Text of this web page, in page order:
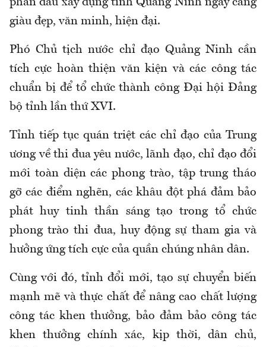
giàu đẹp, văn minh, hiện đại.
Phó Chủ tịch nước chỉ đạo Quảng Ninh cần
tích cực hoàn thiện văn kiện và các công tác
chuẩn bị để tổ chức thành công Đại hội Đảng
bộ tỉnh lần thứ XVI.
Tỉnh tiếp tục quán triệt các chỉ đạo của Trung
ương về thi đua yêu nước, lãnh đạo, chỉ đạo đổi
mới toàn diện các phong trào, tập trung tháo
gỡ các điểm nghẽn, các khâu đột phá đảm bảo
phát huy tinh thần sáng tạo trong tổ chức
phong trào thi đua, huy động sự tham gia và
hưởng ứng tích cực của quần chúng nhân dân.
Cùng với đó, tỉnh đổi mới, tạo sự chuyển biến
mạnh mẽ và thực chất để nâng cao chất lượng
công tác khen thưởng, bảo đảm bảo công tác
khen thưởng chính xác, kịp thời, dân chủ,